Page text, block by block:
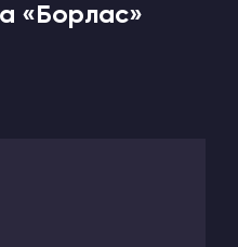
«Борлас»